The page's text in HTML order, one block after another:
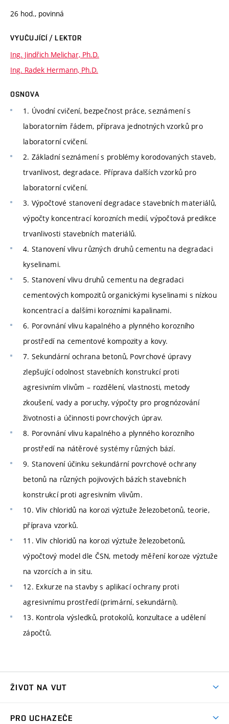
26 hod., povinná
VYUČUJÍCÍ / LEKTOR
Ing. Jindřich Melichar, Ph.D.
Ing. Radek Hermann, Ph.D.
OSNOVA
1. Úvodní cvičení, bezpečnost práce, seznámení s
laboratorním řádem, příprava jednotných vzorků pro
laboratorní cvičení.
2. Základní seznámení s problémy korodovaných staveb,
trvanlivost, degradace. Příprava dalších vzorků pro
laboratorní cvičení.
3. Výpočtové stanovení degradace stavebních materiálů,
výpočty koncentrací korozních medií, výpočtová predikce
trvanlivosti stavebních materiálů.
4. Stanovení vlivu různých druhů cementu na degradaci
kyselinami.
5. Stanovení vlivu druhů cementu na degradaci
cementových kompozitů organickými kyselinami s nízkou
koncentrací a dalšími korozními kapalinami.
6. Porovnání vlivu kapalného a plynného korozního
prostředí na cementové kompozity a kovy.
7. Sekundární ochrana betonů, Povrchové úpravy
zlepšující odolnost stavebních konstrukcí proti
agresivním vlivům – rozdělení, vlastnosti, metody
zkoušení, vady a poruchy, výpočty pro prognózování
životnosti a účinnosti povrchových úprav.
8. Porovnání vlivu kapalného a plynného korozního
prostředí na nátěrové systémy různých bází.
9. Stanovení účinku sekundární povrchové ochrany
betonů na různých pojivových bázích stavebních
konstrukcí proti agresivním vlivům.
10. Vliv chloridů na korozi výztuže železobetonů, teorie,
příprava vzorků.
11. Vliv chloridů na korozi výztuže železobetonů,
výpočtový model dle ČSN, metody měření koroze výztuže
na vzorcích a in situ.
12. Exkurze na stavby s aplikací ochrany proti
agresivnímu prostředí (primární, sekundární).
13. Kontrola výsledků, protokolů, konzultace a udělení
zápočtů.
ŽIVOT NA VUT
PRO UCHAZEČE